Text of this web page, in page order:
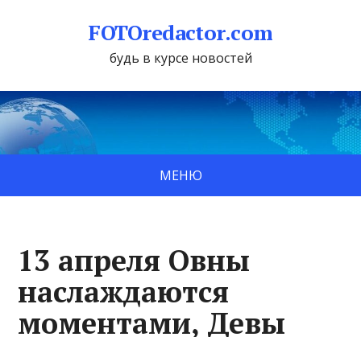
FOTOredactor.com
будь в курсе новостей
МЕНЮ
13 апреля Овны
наслаждаются
моментами, Девы